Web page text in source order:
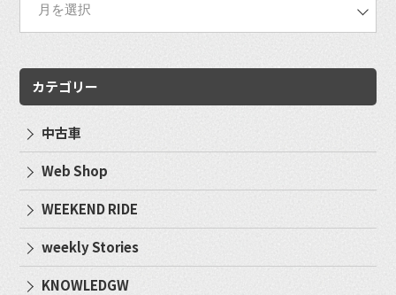
カテゴリー
中古車
Web Shop
WEEKEND RIDE
weekly Stories
KNOWLEDGW